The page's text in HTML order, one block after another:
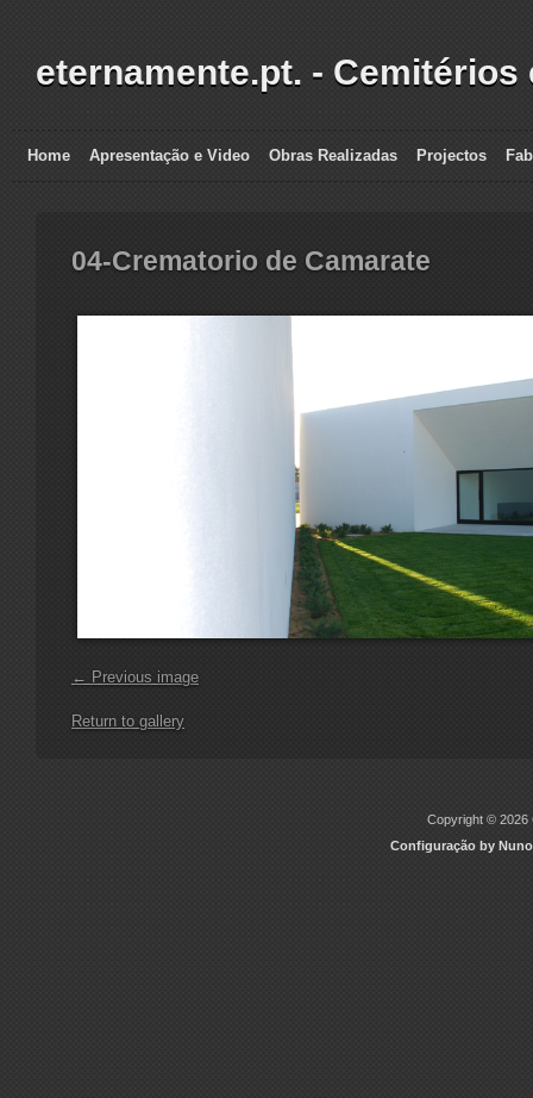
eternamente.pt. - Cemitérios
Home Apresentação e Video Obras Realizadas Projectos
04-Crematorio de Camarate
← Previous image
Return to gallery
Copyright © 2026
Configuração by